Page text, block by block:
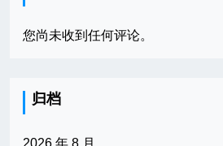
您尚未收到任何评论。
归档
2026 年 8 月